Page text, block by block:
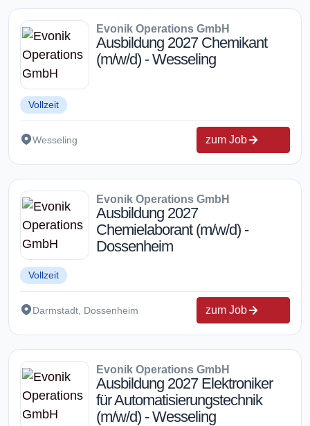
Evonik Operations GmbH
Ausbildung 2027 Chemikant
(m/w/d) - Wesseling
Vollzeit
Wesseling zum Job
Evonik Operations GmbH
Ausbildung 2027
Chemielaborant (m/w/d) -
Dossenheim
Vollzeit
Darmstadt, Dossenheim zum Job
Evonik Operations GmbH
Ausbildung 2027 Elektroniker
für Automatisierungstechnik
(m/w/d) - Wesseling